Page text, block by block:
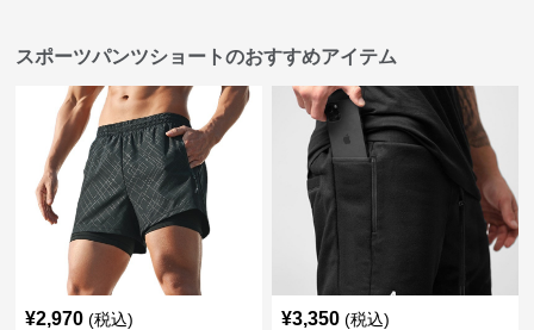
スポーツパンツショートのおすすめアイテム
¥2,970 (税込) ¥3,350 (税込)